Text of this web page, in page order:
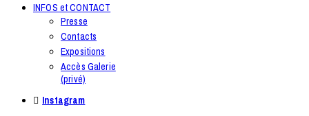
INFOS et CONTACT
Presse
Contacts
Expositions
Accès Galerie
(privé)
Instagram